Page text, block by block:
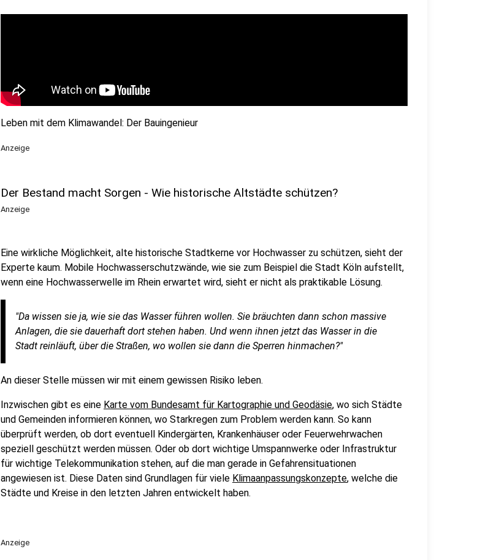
Leben mit dem Klimawandel: Der Bauingenieur
Anzeige
Der Bestand macht Sorgen - Wie historische Altstädte schützen?
Anzeige
Eine wirkliche Möglichkeit, alte historische Stadtkerne vor Hochwasser zu schützen, sieht der
Experte kaum. Mobile Hochwasserschutzwände, wie sie zum Beispiel die Stadt Köln aufstellt,
wenn eine Hochwasserwelle im Rhein erwartet wird, sieht er nicht als praktikable Lösung.
"Da wissen sie ja, wie sie das Wasser führen wollen. Sie bräuchten dann schon massive
Anlagen, die sie dauerhaft dort stehen haben. Und wenn ihnen jetzt das Wasser in die
Stadt reinläuft, über die Straßen, wo wollen sie dann die Sperren hinmachen?"
An dieser Stelle müssen wir mit einem gewissen Risiko leben.
Inzwischen gibt es eine Karte vom Bundesamt für Kartographie und Geodäsie, wo sich Städte
und Gemeinden informieren können, wo Starkregen zum Problem werden kann. So kann
überprüft werden, ob dort eventuell Kindergärten, Krankenhäuser oder Feuerwehrwachen
speziell geschützt werden müssen. Oder ob dort wichtige Umspannwerke oder Infrastruktur
für wichtige Telekommunikation stehen, auf die man gerade in Gefahrensituationen
angewiesen ist. Diese Daten sind Grundlagen für viele Klimaanpassungskonzepte, welche die
Städte und Kreise in den letzten Jahren entwickelt haben.
Anzeige